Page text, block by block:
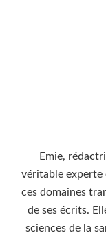
Emie,
véritable
ces domaines
de ses écrits.
sciences de la